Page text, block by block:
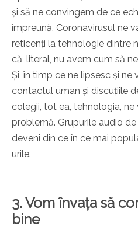
și să ne convingem de ce
împreună. Coronavirusul ne
reticenți la tehnologie dintre
că, literal, nu avem cum să
Și, în timp ce ne lipsesc și
contactul uman și discuțiile
colegii, tot ea, tehnologia,
problemă. Grupurile audio
deveni din ce în ce mai
urile.
3. Vom învața să
bine